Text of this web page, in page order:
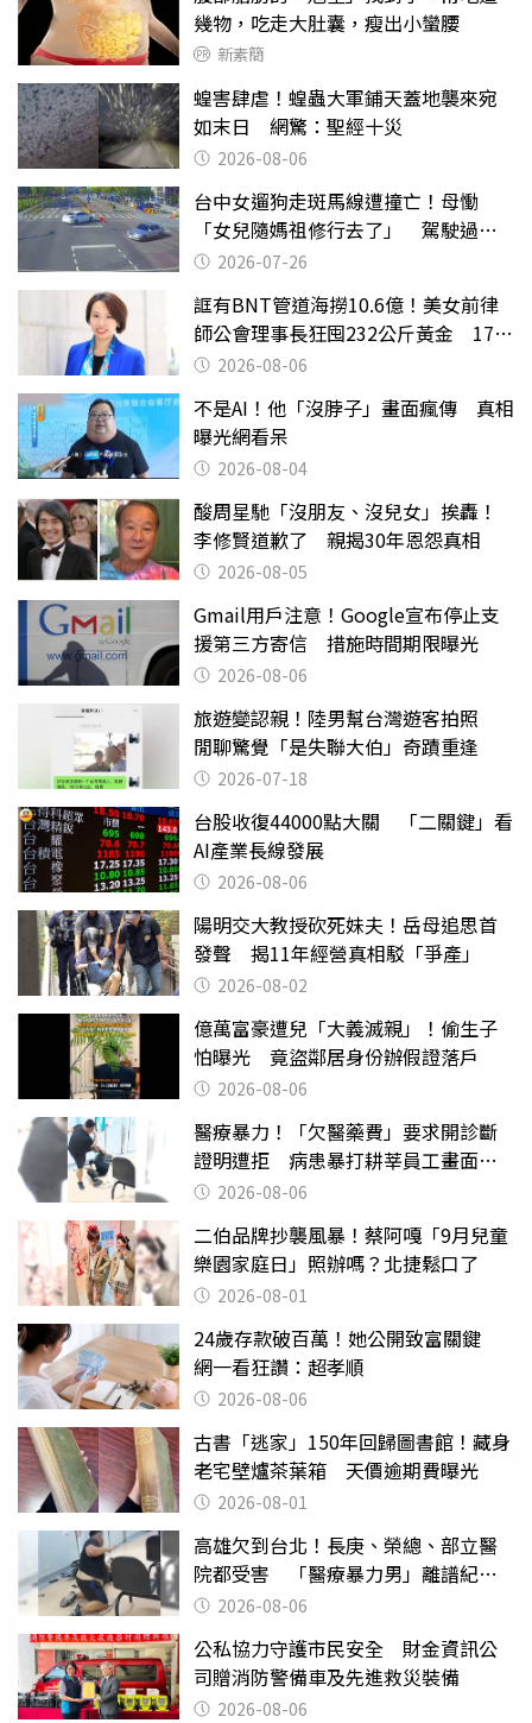
幾物，吃走大肚囊，瘦出小蠻腰
新素簡
蝗害肆虐！蝗蟲大軍鋪天蓋地襲來宛
如末日 網驚：聖經十災
2026-08-06
台中女遛狗走斑馬線遭撞亡！母慟
「女兒隨媽祖修行去了」 駕駛過失
致死判9月
2026-07-26
誆有BNT管道海撈10.6億！美女前律
師公會理事長狂囤232公斤黃金 17人
遭起訴
2026-08-06
不是AI！他「沒脖子」畫面瘋傳 真相
曝光網看呆
2026-08-04
酸周星馳「沒朋友、沒兒女」挨轟！
李修賢道歉了 親揭30年恩怨真相
2026-08-05
Gmail用戶注意！Google宣布停止支
援第三方寄信 措施時間期限曝光
2026-08-06
旅遊變認親！陸男幫台灣遊客拍照
閒聊驚覺「是失聯大伯」奇蹟重逢
2026-07-18
台股收復44000點大關 「二關鍵」看
AI產業長線發展
2026-08-06
陽明交大教授砍死妹夫！岳母追思首
發聲 揭11年經營真相駁「爭產」
2026-08-02
億萬富豪遭兒「大義滅親」！偷生子
怕曝光 竟盜鄰居身份辦假證落戶
2026-08-06
醫療暴力！「欠醫藥費」要求開診斷
證明遭拒 病患暴打耕莘員工畫面曝
光 2026-08-06
二伯品牌抄襲風暴！蔡阿嘎「9月兒童
樂園家庭日」照辦嗎？北捷鬆口了
2026-08-01
24歲存款破百萬！她公開致富關鍵
網一看狂讚：超孝順
2026-08-06
古書「逃家」150年回歸圖書館！藏身
老宅壁爐茶葉箱 天價逾期費曝光
2026-08-01
高雄欠到台北！長庚、榮總、部立醫
院都受害 「醫療暴力男」離譜紀錄
曝光2026-08-06
公私協力守護市民安全 財金資訊公
司贈消防警備車及先進救災裝備
2026-08-06